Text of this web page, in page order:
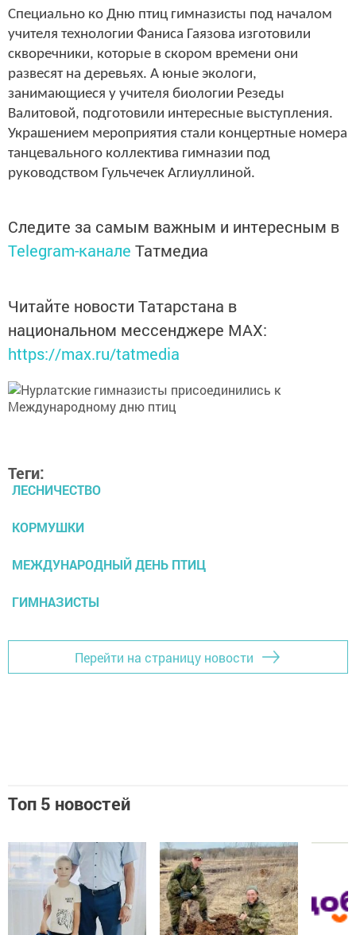
Специально ко Дню птиц гимназисты под началом
учителя технологии Фаниса Гаязова изготовили
скворечники, которые в скором времени они
развесят на деревьях. А юные экологи,
занимающиеся у учителя биологии Резеды
Валитовой, подготовили интересные выступления.
Украшением мероприятия стали концертные номера
танцевального коллектива гимназии под
руководством Гульчечек Аглиуллиной.
Следите за самым важным и интересным в
Telegram-канале Татмедиа
Читайте новости Татарстана в
национальном мессенджере MАХ:
https://max.ru/tatmedia
Теги:
ЛЕСНИЧЕСТВО
КОРМУШКИ
МЕЖДУНАРОДНЫЙ ДЕНЬ ПТИЦ
ГИМНАЗИСТЫ
Перейти на страницу новости
Топ 5 новостей